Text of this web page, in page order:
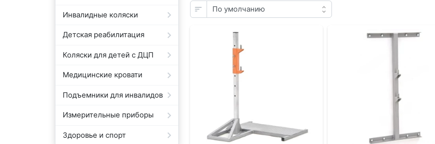
Инвалидные коляски
Детская реабилитация
Коляски для детей с ДЦП
Медицинские кровати
Подъемники для инвалидов
Измерительные приборы
Здоровье и спорт